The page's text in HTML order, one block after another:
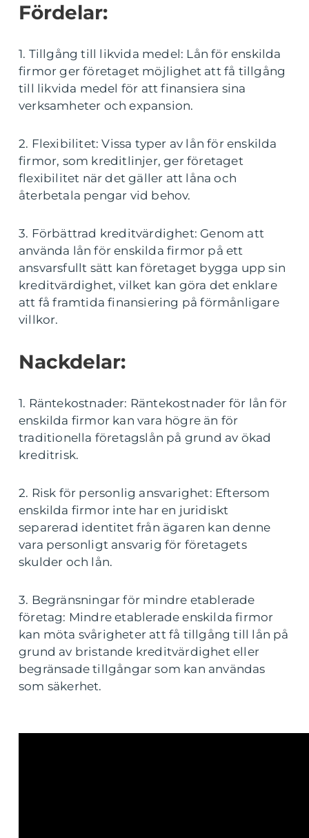
Fördelar:
1. Tillgång till likvida medel: Lån för enskilda
firmor ger företaget möjlighet att få tillgång
till likvida medel för att finansiera sina
verksamheter och expansion.
2. Flexibilitet: Vissa typer av lån för enskilda
firmor, som kreditlinjer, ger företaget
flexibilitet när det gäller att låna och
återbetala pengar vid behov.
3. Förbättrad kreditvärdighet: Genom att
använda lån för enskilda firmor på ett
ansvarsfullt sätt kan företaget bygga upp sin
kreditvärdighet, vilket kan göra det enklare
att få framtida finansiering på förmånligare
villkor.
Nackdelar:
1. Räntekostnader: Räntekostnader för lån för
enskilda firmor kan vara högre än för
traditionella företagslån på grund av ökad
kreditrisk.
2. Risk för personlig ansvarighet: Eftersom
enskilda firmor inte har en juridiskt
separerad identitet från ägaren kan denne
vara personligt ansvarig för företagets
skulder och lån.
3. Begränsningar för mindre etablerade
företag: Mindre etablerade enskilda firmor
kan möta svårigheter att få tillgång till lån på
grund av bristande kreditvärdighet eller
begränsade tillgångar som kan användas
som säkerhet.